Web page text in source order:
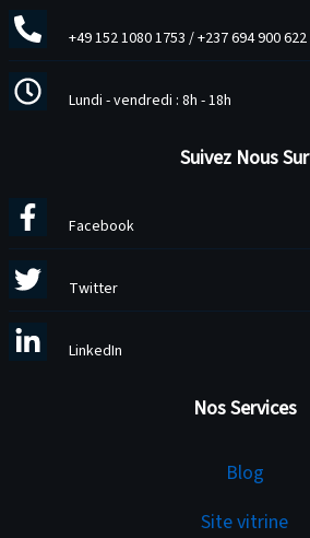
+49 152 1080 1753 /+237 694 900 622
Lundi - vendredi : 8h - 18h
Suivez Nous Sur
Facebook
Twitter
LinkedIn
Nos Services
Blog
Site vitrine